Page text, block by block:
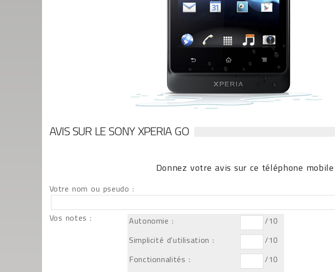
AVIS SUR LE SONY XPERIA GO
Donnez votre avis sur ce téléphone mobile
Votre nom ou pseudo :
Vos notes : Autonomie :
/10
Simplicité d'utilisation :
/10
Fonctionnalités :
/10